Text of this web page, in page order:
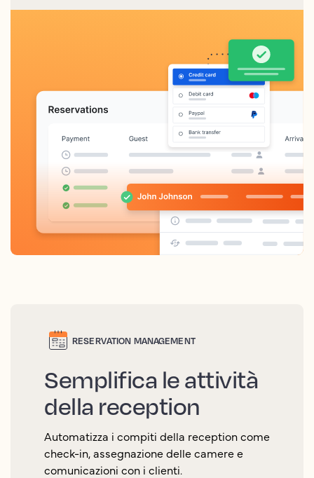
RESERVATION MANAGEMENT
Semplifica le attività
della reception
Automatizza i compiti della reception come
check-in, assegnazione delle camere e
comunicazioni con i clienti.